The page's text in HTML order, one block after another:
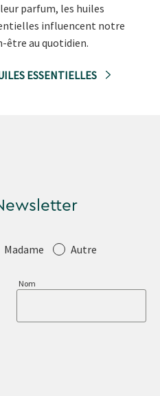
parfum, les huiles
influencent notre
être au quotidien.
ESSENTIELLES
Madame Autre
Nom